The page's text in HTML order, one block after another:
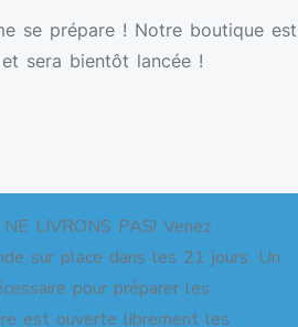
LIVRONS PAS! Venez
sur place dans les 21 jours. Un
pour préparer les
est ouverte librement les
se prépare ! Notre boutique est
sera bientôt lancée !